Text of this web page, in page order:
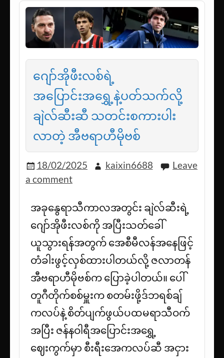
ဂျော်အိုဖီးလစ်ရဲ့
အပြောင်းအရွှေ့နဲ့ပတ်သက်လို့
ချဲလ်ဆီးဆီ သတင်းစကားပါး
လာတဲ့ အီဗရာဟီမိုဗစ်
18/02/2025 kaixin6688
Leave
a comment
အခုနွေရာသီကာလအတွင်း ချဲလ်ဆီးရဲ့
ဂျော်အိုဖီးလစ်ကို အပြီးသတ်ခေါ်
ယူသွားရန်အတွက် အေစီမီလန်အနေဖြင့်
တံခါးဖွင့်လှစ်ထားပါတယ်လို့ ဇလာတန်
အီဗရာဟီမိုဗစ်က ပြောခဲ့ပါတယ်။ ပေါ်
တူဂီတိုက်စစ်မှူးက စတမ်းဖို့ဒ်ဘရစ်ချ်
ကလပ်နဲ့ စိတ်ပျက်ဖွယ်ပထမရာသီဝက်
အပြီး ဇန်နဝါရီအပြောင်းအရွှေ့
ဈေးကွက်မှာ စီးရီးအေကလပ်ဆီ အငှား